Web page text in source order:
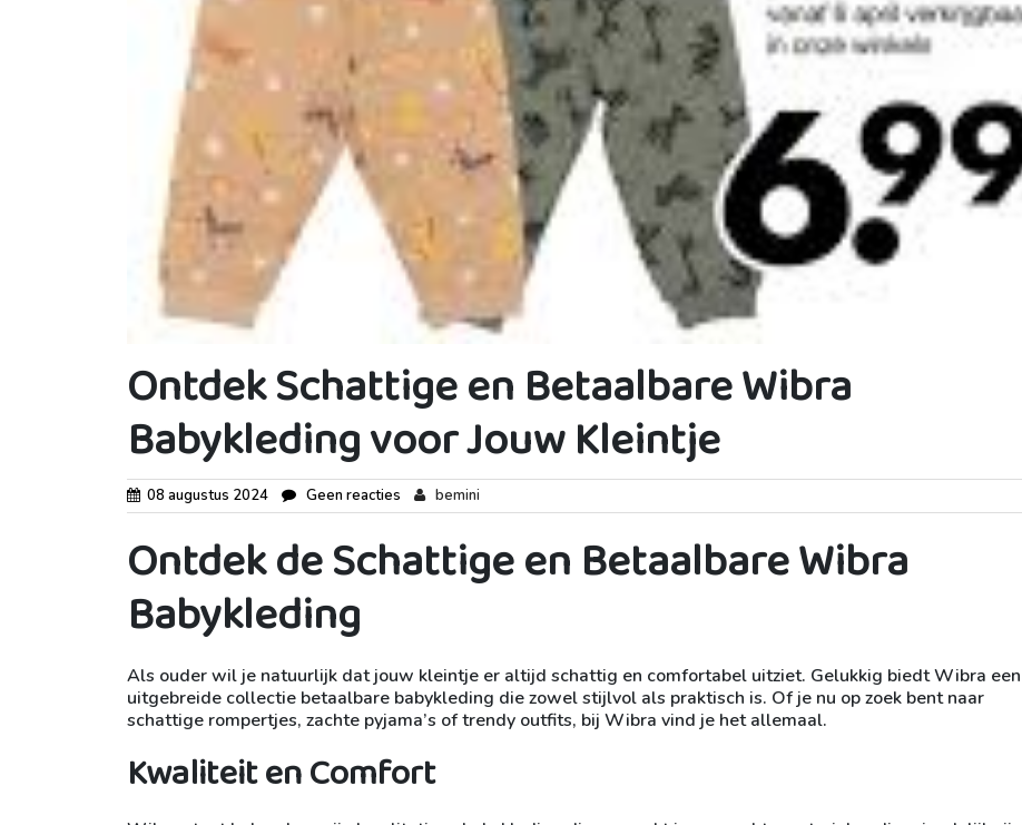
Ontdek Schattige en Betaalbare Wibra
Babykleding voor Jouw Kleintje
08 augustus 2024 Geen reacties bemini
Ontdek de Schattige en Betaalbare Wibra
Babykleding
Als ouder wil je natuurlijk dat jouw kleintje er altijd schattig en comfortabel uitziet. Gelukkig biedt Wibra een
uitgebreide collectie betaalbare babykleding die zowel stijlvol als praktisch is. Of je nu op zoek bent naar
schattige rompertjes, zachte pyjama’s of trendy outfits, bij Wibra vind je het allemaal.
Kwaliteit en Comfort